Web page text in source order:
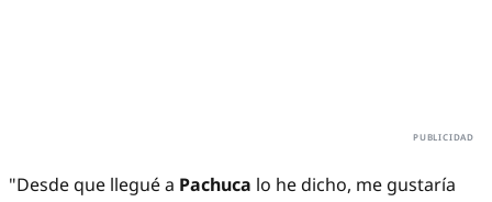
"Desde que llegué a Pachuca lo he dicho, me gustaría